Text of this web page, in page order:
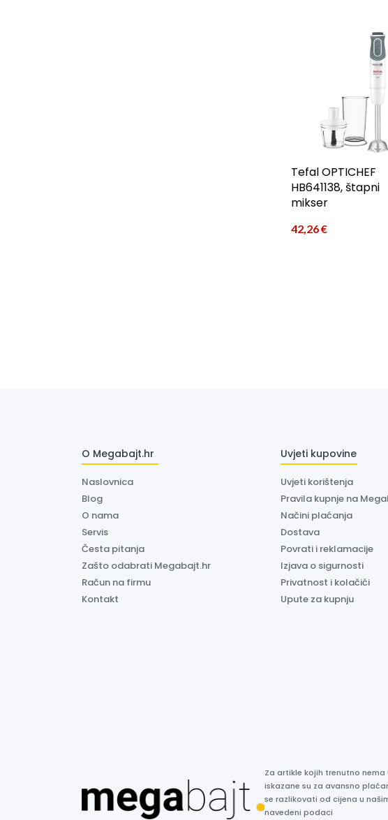
Tefal OPTICHEF
HB641138, štapni
mikser
42,26€
O Megabajt.hr
Naslovnica
Blog
O nama
Servis
Česta pitanja
Zašto odabrati Megabajt.hr
Račun na firmu
Kontakt
Uvjeti kupovine
Uvjeti korištenja
Pravila kupnje na
Načini plaćanja
Dostava
Povrati i reklamacije
Izjava o sigurnosti
Privatnost i kolačići
Upute za kupnju
Za artikle kojih trenutno
iskazane su za avansno
se razlikovati od cijena u
navedeni podaci